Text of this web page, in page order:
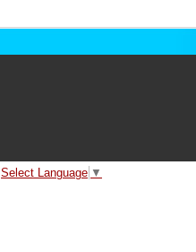
Select Language ▼